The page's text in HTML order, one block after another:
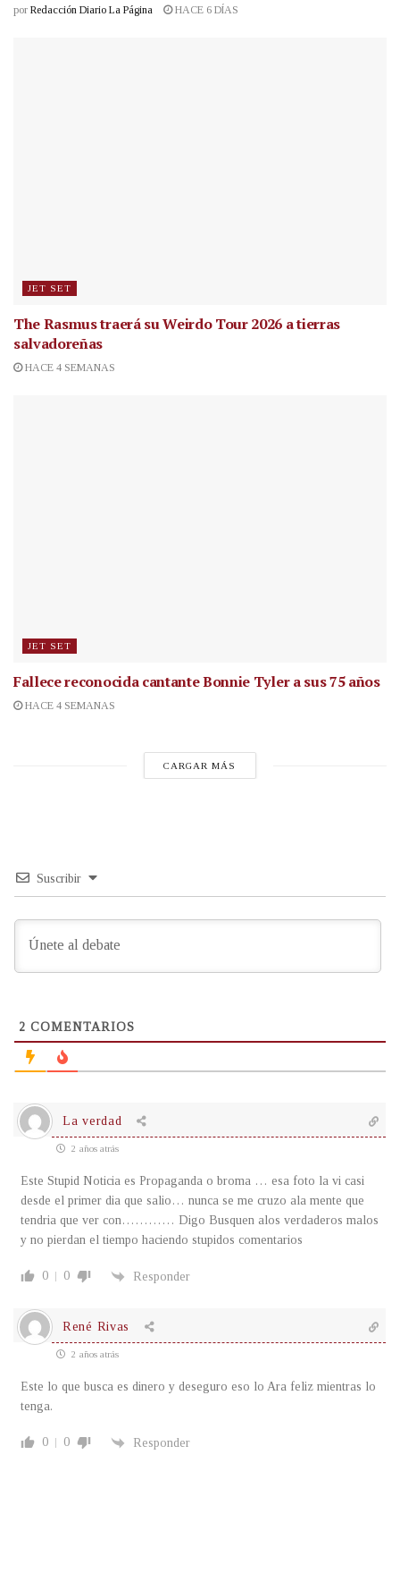
por Redacción Diario La Página HACE 6 DÍAS
JET SET
The Rasmus traerá su Weirdo Tour 2026 a tierras
salvadoreñas
HACE 4 SEMANAS
JET SET
Fallece reconocida cantanteBonnie Tyler a sus 75 años
HACE 4 SEMANAS
CARGAR MÁS
Suscribir
2 COMENTARIOS
La verdad
2 años atrás
Este Stupid Noticia es Propaganda o broma … esa foto la vi casi
desde el primer dia que salio… nunca se me cruzo ala mente que
tendria que ver con………… Digo Busquen alos verdaderos malos
y no pierdan el tiempo haciendo stupidos comentarios
0 0 Responder
René Rivas
2 años atrás
Este lo que busca es dinero y deseguro eso lo Ara feliz mientras lo
tenga.
0 0 Responder